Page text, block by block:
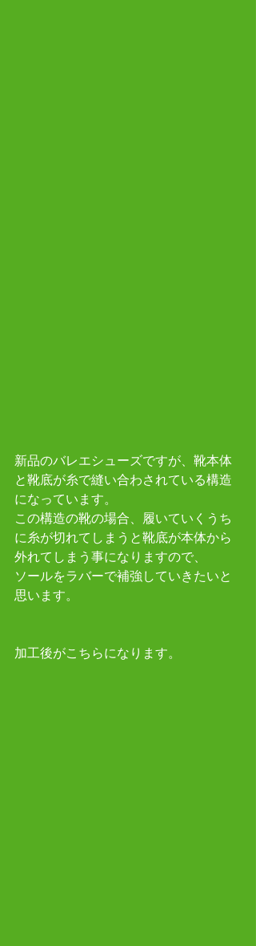
新品のバレエシューズですが、靴本体
と靴底が糸で縫い合わされている構造
になっています。
この構造の靴の場合、履いていくうち
に糸が切れてしまうと靴底が本体から
外れてしまう事になりますので、
ソールをラバーで補強していきたいと
思います。
加工後がこちらになります。